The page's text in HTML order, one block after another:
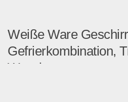
Weiße Ware
Gefrierkombination,
Waschmas...